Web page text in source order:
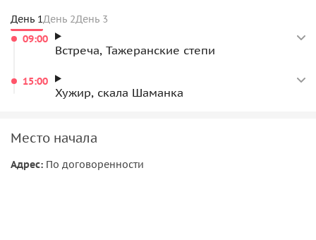
День 1День 2День 3
09:00
Встреча, Тажеранские степи
15:00
Хужир, скала Шаманка
Место начала
Адрес: По договоренности